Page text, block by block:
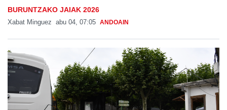
BURUNTZAKO JAIAK 2026
Xabat Minguez abu 04, 07:05 ANDOAIN